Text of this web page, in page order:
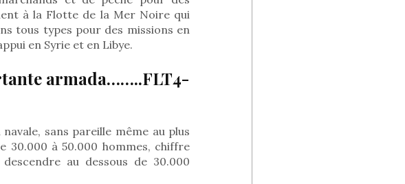
à la Flotte de la Mer Noire qui
tous types pour des missions en
en Syrie et en Libye.
armada……..FLT4-
sans pareille même au plus
30.000 à 50.000 hommes, chiffre
au dessous de 30.000